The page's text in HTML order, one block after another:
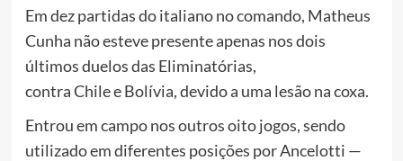
Em dez partidas do italiano no comando, Matheus
Cunha não esteve presente apenas nos dois
últimos duelos das Eliminatórias,
contra Chile e Bolívia, devido a uma lesão na coxa.
Entrou em campo nos outros oito jogos, sendo
utilizado em diferentes posições por Ancelotti —